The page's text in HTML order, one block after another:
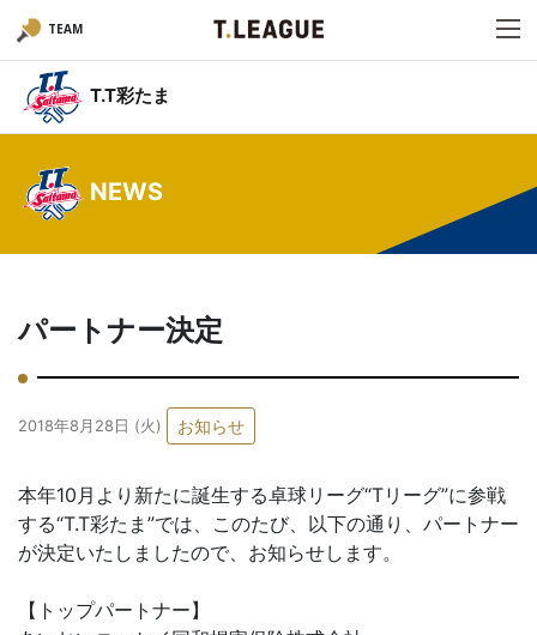
TEAM
T.T彩たま
NEWS
パートナー決定
2018年8月28日 (火) お知らせ
本年10月より新たに誕生する卓球リーグ“Tリーグ”に参戦
する“T.T彩たま”では、このたび、以下の通り、パートナー
が決定いたしましたので、お知らせします。
【トップパートナー】